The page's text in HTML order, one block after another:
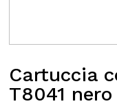
Cartuccia
T8041